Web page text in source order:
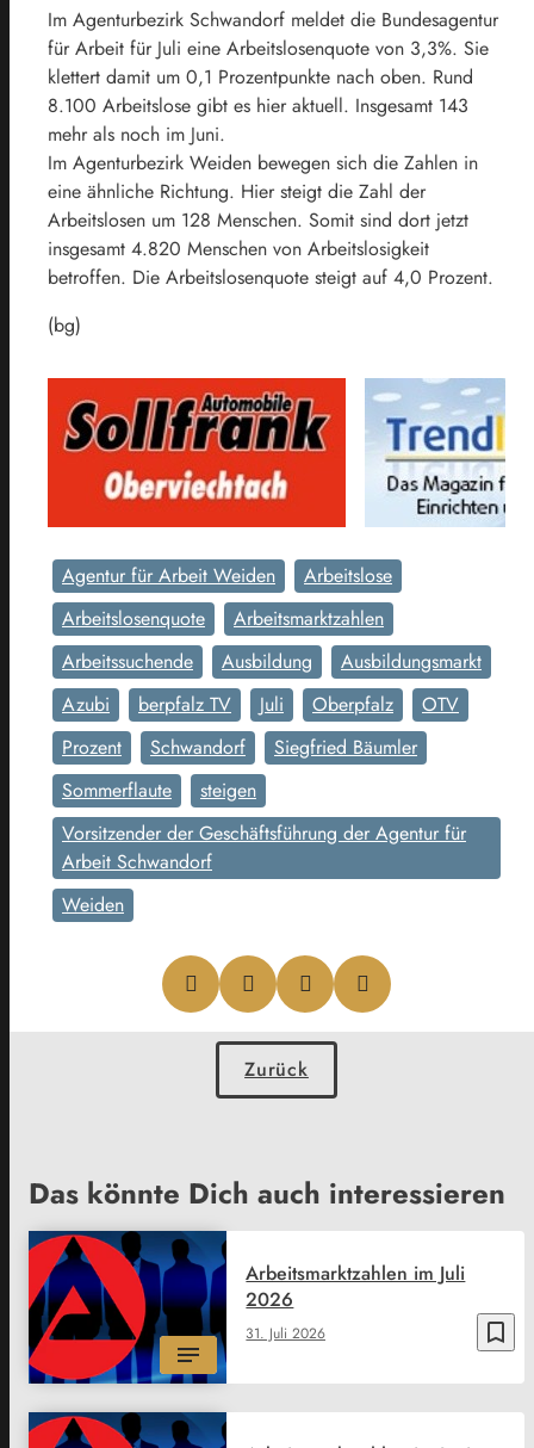
Im Agenturbezirk Schwandorf meldet die Bundesagentur
für Arbeit für Juli eine Arbeitslosenquote von 3,3%. Sie
klettert damit um 0,1 Prozentpunkte nach oben. Rund
8.100 Arbeitslose gibt es hier aktuell. Insgesamt 143
mehr als noch im Juni.
Im Agenturbezirk Weiden bewegen sich die Zahlen in
eine ähnliche Richtung. Hier steigt die Zahl der
Arbeitslosen um 128 Menschen. Somit sind dort jetzt
insgesamt 4.820 Menschen von Arbeitslosigkeit
betroffen. Die Arbeitslosenquote steigt auf 4,0 Prozent.
(bg)
Agentur für Arbeit Weiden
Arbeitslose
Arbeitslosenquote
Arbeitsmarktzahlen
Arbeitssuchende
Ausbildung
Ausbildungsmarkt
Azubi
berpfalz TV Juli Oberpfalz
OTV
Prozent
Schwandorf
Siegfried Bäumler
Sommerflaute
steigen
Vorsitzender der Geschäftsführung der Agentur für
Arbeit Schwandorf
Weiden
Zurück
Das könnte Dich auch interessieren
bookmark_border
31. Juli 2026
Arbeitsmarktzahlen im Juli
2026